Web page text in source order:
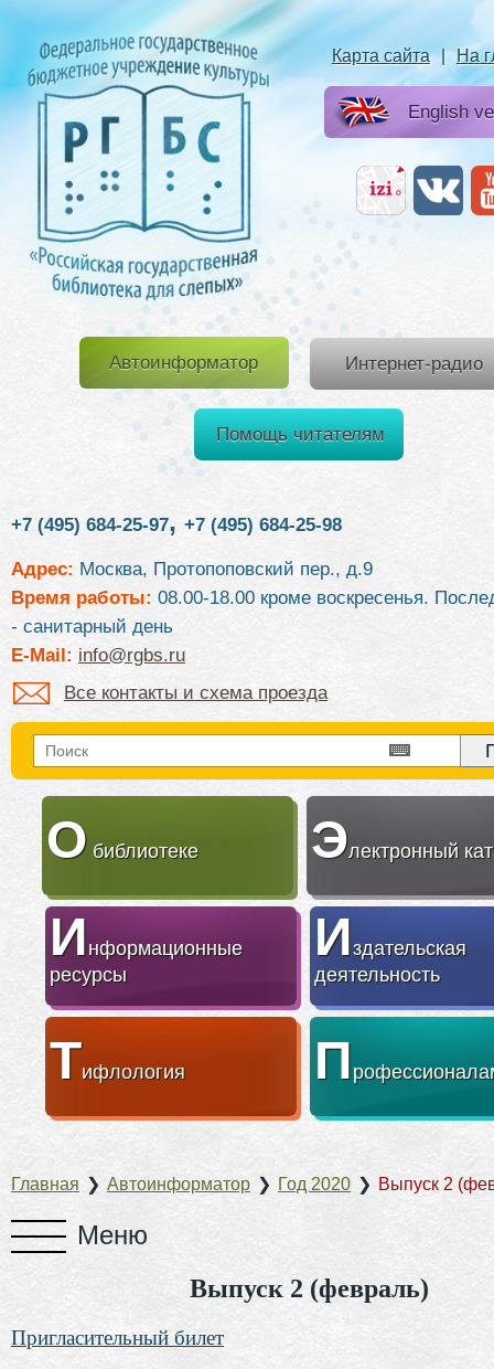
Карта сайта | На
English
Автоинформатор Интернет-радио
Помощь читателям
+7 (495) 684-25-97, +7 (495) 684-25-98
Адрес: Москва, Протопоповский пер., д.9
Время работы: 08.00-18.00 кроме воскресенья.
- санитарный день
E-Mail: info@rgbs.ru
Все контакты и схема проезда
О библиотеке Электронный
Информационные
ресурсы
Издательская
деятельность
Тифлология П
Главная ❯ Автоинформатор ❯ Год 2020 ❯ Выпуск 2
Выпуск 2 (февраль)
Пригласительный билет